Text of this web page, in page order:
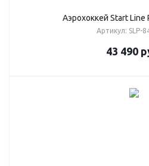
Аэрохоккей Start Line
Артикул: SLP-
43 490